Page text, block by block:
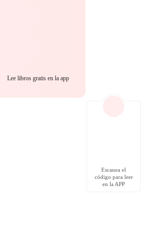
Lee libros gratis en la app
Escanea el
código para leer
en la APP